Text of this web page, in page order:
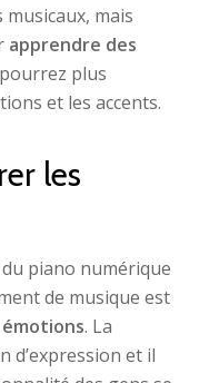
musicaux, mais
apprendre des
plus
et les accents.
les
piano numérique
de musique est
. La
d’expression et il